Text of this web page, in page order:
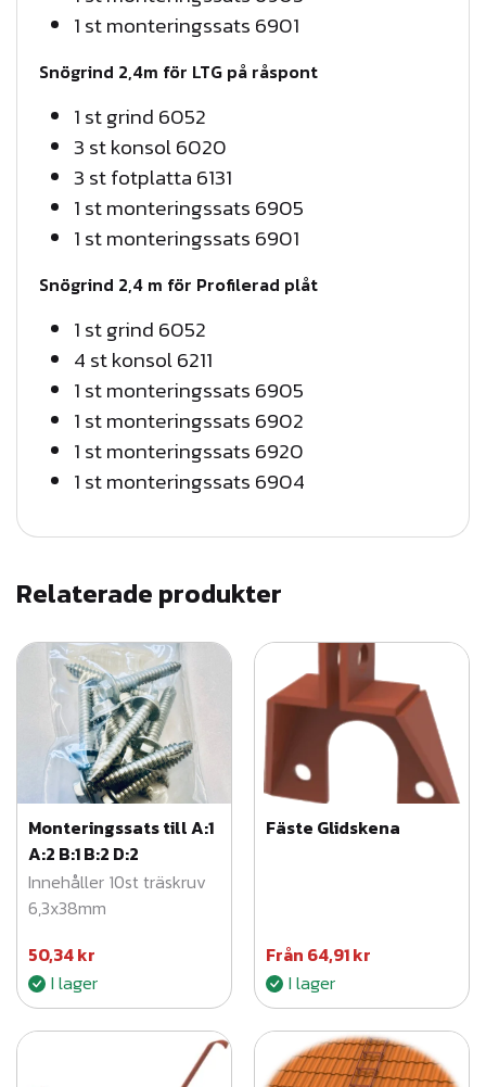
t
i
6
0
5
0
k
r
1 st monteringssats 6901
Snögrind 2,4m för LTG på råspont
1 st grind 6052
3 st konsol 6020
3 st fotplatta 6131
1 st monteringssats 6905
1 st monteringssats 6901
Snögrind 2,4 m för Profilerad plåt
1 st grind 6052
4 st konsol 6211
1 st monteringssats 6905
1 st monteringssats 6902
1 st monteringssats 6920
1 st monteringssats 6904
Relaterade produkter
Monteringssats till A:1
A:2 B:1 B:2 D:2
Innehåller 10st träskruv
6,3x38mm
50,34kr
I lager
Fäste Glidskena
Från 64,91kr
I lager